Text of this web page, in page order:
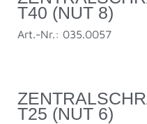
T40 (NUT 8)
Art.-Nr.: 035.0057
T25 (NUT 6)